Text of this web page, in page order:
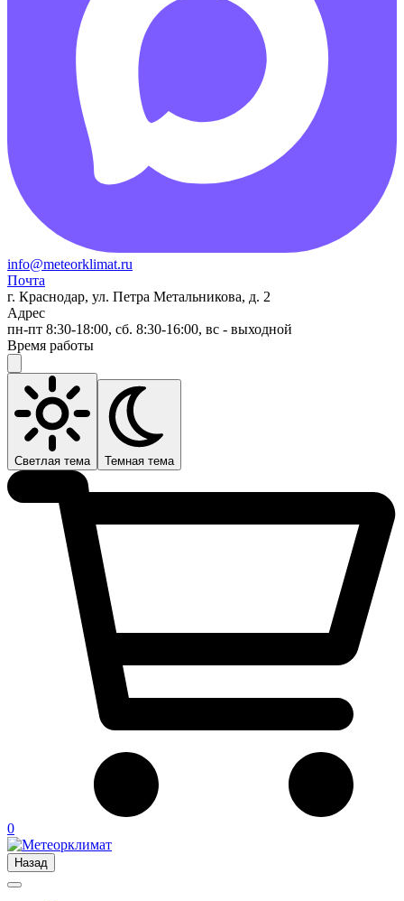
info@meteorklimat.ru
Почта
г. Краснодар, ул. Петра Метальникова, д. 2
Адрес
пн-пт 8:30-18:00, сб. 8:30-16:00, вс - выходной
Время работы
Светлая тема Темная тема
0
Назад